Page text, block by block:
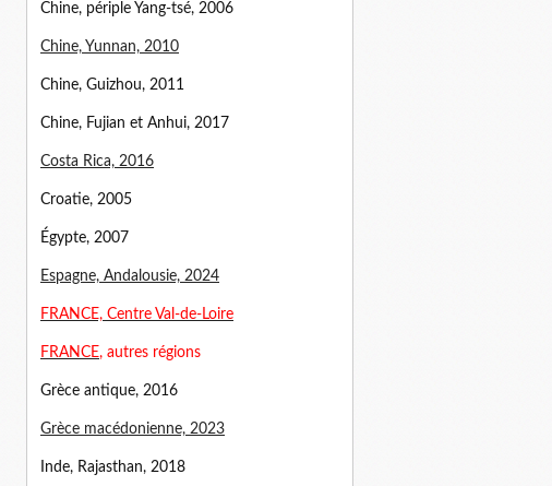
Chine, périple Yang-tsé, 2006
Chine, Yunnan, 2010
Chine, Guizhou, 2011
Chine, Fujian et Anhui, 2017
Costa Rica, 2016
Croatie, 2005
Égypte, 2007
Espagne, Andalousie, 2024
FRANCE, Centre Val-de-Loire
FRANCE, autres régions
Grèce antique, 2016
Grèce macédonienne, 2023
Inde, Rajasthan, 2018